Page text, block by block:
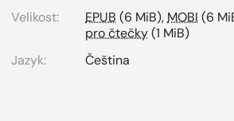
Velikost:
EPUB (6 MiB),MOBI (6
pro čtečky(1 MiB)
Jazyk:
Čeština